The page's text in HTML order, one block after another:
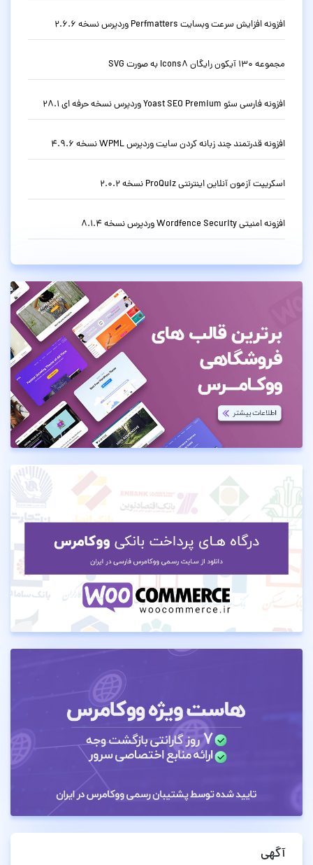
افزونه افزایش سرعت وبسایت Perfmatters وردپرس نسخه 2.6.6
مجموعه 130 آیکون رایگان Icons8 به صورت SVG
افزونه فارسی سئو Yoast SEO Premium وردپرس نسخه حرفه ای 28.1
افزونه قدرتمند چند زبانه کردن سایت وردپرس WPML نسخه 4.9.6
اسکریپت آزمون آنلاین اینترنتی ProQuiz نسخه 2.0.2
افزونه امنیتی Wordfence Security وردپرس نسخه 8.1.4
آگهی